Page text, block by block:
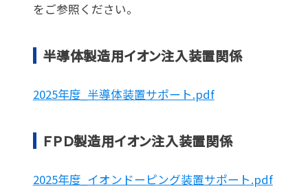
をご参照ください。
半導体製造用イオン注入装置関係
2025年度_半導体装置サポート.pdf
ＦＰＤ製造用イオン注入装置関係
2025年度_イオンドーピング装置サポート.pdf